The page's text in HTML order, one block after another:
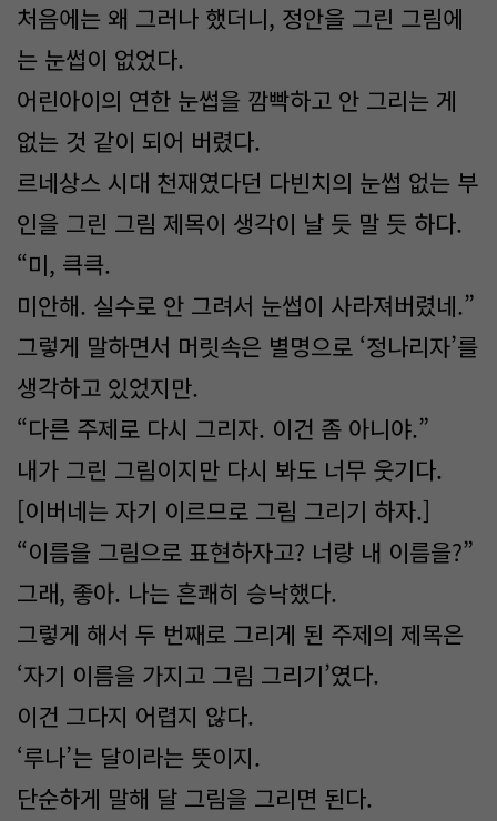
처음에는 왜 그러나 했더니, 정안을 그린 그림에
는 눈썹이 없었다.
어린아이의 연한 눈썹을 깜빡하고 안 그리는 게
없는 것 같이 되어 버렸다.
르네상스 시대 천재였다던 다빈치의 눈썹 없는 부
인을 그린 그림 제목이 생각이 날 듯 말 듯 하다.
“미, 큭큭.
미안해. 실수로 안 그려서 눈썹이 사라져버렸네.”
그렇게 말하면서 머릿속은 별명으로 ‘정나리자’를
생각하고 있었지만.
“다른 주제로 다시 그리자. 이건 좀 아니야.”
내가 그린 그림이지만 다시 봐도 너무 웃기다.
[이버네는 자기 이르므로 그림 그리기 하자.]
“이름을 그림으로 표현하자고? 너랑 내 이름을?”
그래, 좋아. 나는 흔쾌히 승낙했다.
그렇게 해서 두 번째로 그리게 된 주제의 제목은
‘자기 이름을 가지고 그림 그리기’였다.
이건 그다지 어렵지 않다.
‘루나’는 달이라는 뜻이지.
단순하게 말해 달 그림을 그리면 된다.